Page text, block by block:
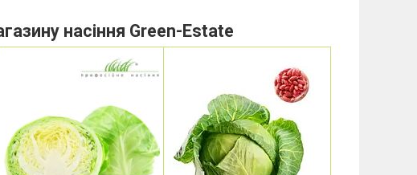
насіння Green-Estate